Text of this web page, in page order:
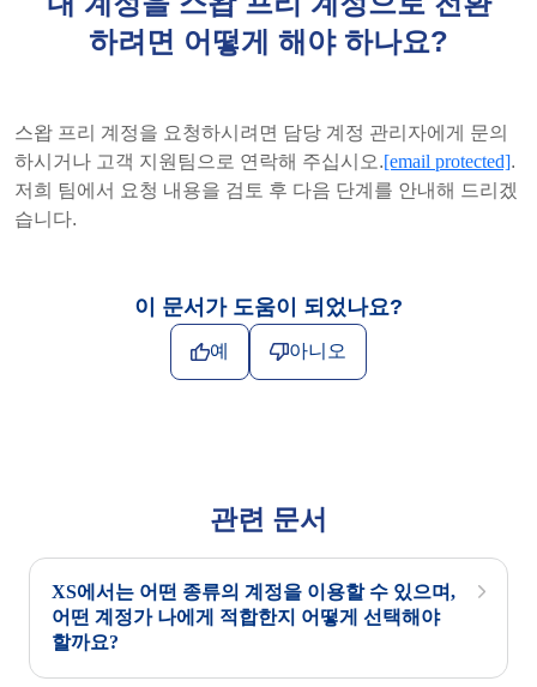
하려면 어떻게 해야 하나요?
스왑 프리 계정을 요청하시려면 담당 계정 관리자에게 문의
하시거나 고객 지원팀으로 연락해 주십시오.[email protected].
저희 팀에서 요청 내용을 검토 후 다음 단계를 안내해 드리겠
습니다.
이 문서가 도움이 되었나요?
예 아니오
관련 문서
XS에서는 어떤 종류의 계정을 이용할 수 있으며,
어떤 계정가 나에게 적합한지 어떻게 선택해야
할까요?